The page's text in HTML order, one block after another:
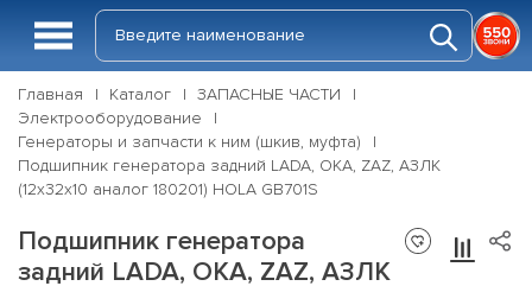
Главная Каталог
ЗАПАСНЫЕ ЧАСТИ
Электрооборудование
Генераторы и запчасти к ним (шкив, муфта)
Подшипник генератора задний LADA, ОКА, ZAZ, АЗЛК
(12x32x10 аналог 180201) HOLA GB701S
Подшипник генератора
задний LADA, ОКА, ZAZ, АЗЛК